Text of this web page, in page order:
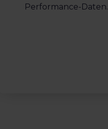
Performance-Daten.